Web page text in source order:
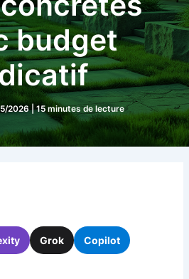
budget
2026|15 minutes de lecture
Grok Copilot